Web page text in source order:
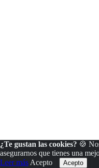
¿Te gustan las cookies? 🍪
asegurarnos que tienes una
Leer más Acepto